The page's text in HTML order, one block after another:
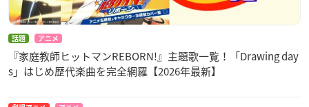
話題 アニメ
『家庭教師ヒットマンREBORN!』主題歌一覧！「Drawing day
s」はじめ歴代楽曲を完全網羅【2026年最新】